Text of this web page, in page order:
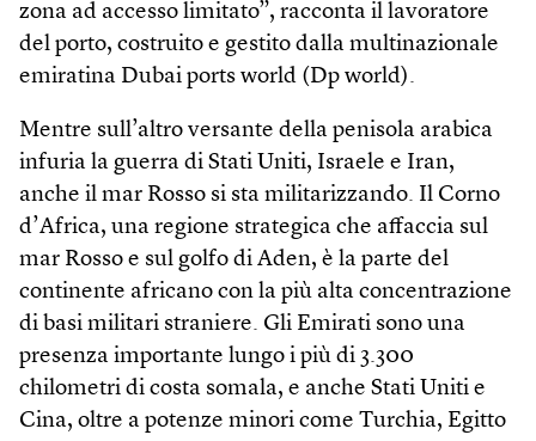
zona ad accesso limitato”, racconta il lavoratore
del porto, costruito e gestito dalla multinazionale
emiratina Dubai ports world (Dp world).
Mentre sull’altro versante della penisola arabica
infuria la guerra di Stati Uniti, Israele e Iran,
anche il mar Rosso si sta militarizzando. Il Corno
d’Africa, una regione strategica che affaccia sul
mar Rosso e sul golfo di Aden, è la parte del
continente africano con la più alta concentrazione
di basi militari straniere. Gli Emirati sono una
presenza importante lungo i più di 3.300
chilometri di costa somala, e anche Stati Uniti e
Cina, oltre a potenze minori come Turchia, Egitto